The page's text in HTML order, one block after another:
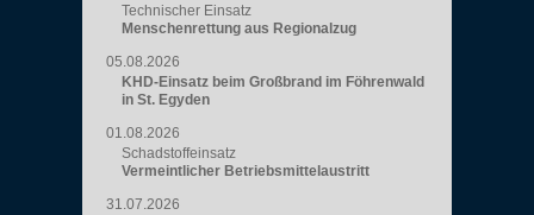
Technischer Einsatz
Menschenrettung aus Regionalzug
05.08.2026
KHD-Einsatz beim Großbrand im Föhrenwald
in St. Egyden
01.08.2026
Schadstoffeinsatz
Vermeintlicher Betriebsmittelaustritt
31.07.2026